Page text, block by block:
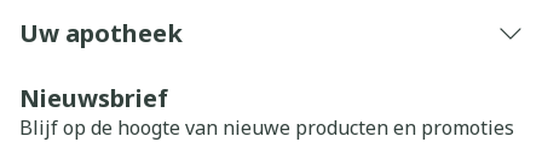
Uw apotheek
Nieuwsbrief
Blijf op de hoogte van nieuwe producten en promoties